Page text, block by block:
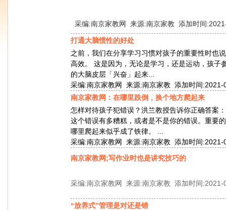
采编:南京家教网 来源:南京家教 添加时间
打通大脑惯性的好处
之前，我们在分享学习习惯对孩子的重要性时也
高效。 这是因为，无论是学习，还是运动，孩子
的大脑皮层「兴奋」起来...
采编:南京家教网 来源:南京家教 添加时间
南京家教网：在哪里跌倒，换个地方爬起来
怎样对待孩子犯错误？洪兰教授告诉你正确答案
这个错误有多糟糕，或者是不是你的错误。重要
哪里爬起来似乎成了铁律。 ...
采编:南京家教网 来源:南京家教 添加时间
南京家教网;写作业时也是讲究技巧的
采编:南京家教网 来源:南京家教 添加时间
“放养式”管理是对还是错